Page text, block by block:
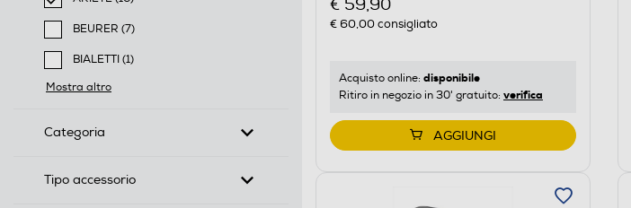
selected Filtro applicato per Marca: ARIETE
BEURER (7)
Filtra per Marca: BEURER
BIALETTI (1)
Filtra per Marca: BIALETTI
Mostra altro
Categoria
Tipo accessorio
€ 59,90
€ 60,00consigliato
Acquisto online: disponibile
Ritiro in negozio in 30' gratuito: verifica
AGGIUNGI